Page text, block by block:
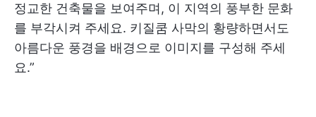
정교한 건축물을 보여주며, 이 지역의 풍부한 문화
를 부각시켜 주세요. 키질쿰 사막의 황량하면서도
아름다운 풍경을 배경으로 이미지를 구성해 주세
요.”